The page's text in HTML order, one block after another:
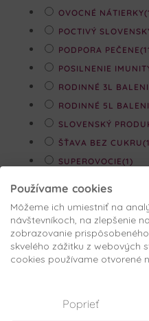
OVOCNÉ NÁTIERKY
POCTIVÝ
PODPORA PEČENE
POSILNENIE
RODINNÉ 3L
RODINNÉ 5L
SLOVENSKÝ
ŠŤAVA BEZ CUKRU
SUPEROVOCIE(1)
ZAMIO DŽEMY(2)
ZÁPAL MOČOVÝCH
ZÁZVOR
ZDRAVÉ RAŇAJKY
Používame cookies
Môžeme ich umiestniť na
návštevníkoch, na zlepšenie
zobrazovanie
skvelého zážitku z webových
cookies používame otvorené
Poprieť